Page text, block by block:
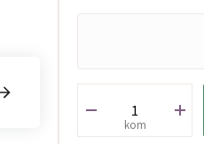
kom